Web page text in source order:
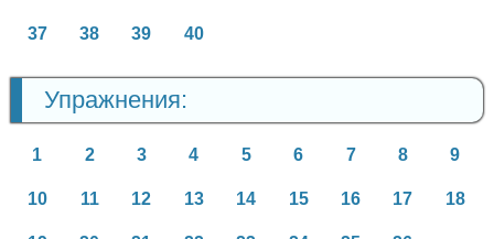
37 38 39 40
Упражнения:
1 2 3 4 5 6 7 8 9
10 11 12 13 14 15 16 17 18